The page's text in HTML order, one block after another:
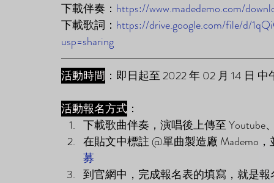
下載伴奏： https://www.madedemo.com/
下載歌詞： https://drive.google.com/file/d/
usp=sharing
活動時間 ：即日起至 2022 年 02 月 14 日 中
活動報名方式 ：
下載歌曲伴奏，演唱後上傳至 Youtube
在貼文中標註 @單曲製造廠 Mademo
募
到官網中，完成報名表的填寫，就是